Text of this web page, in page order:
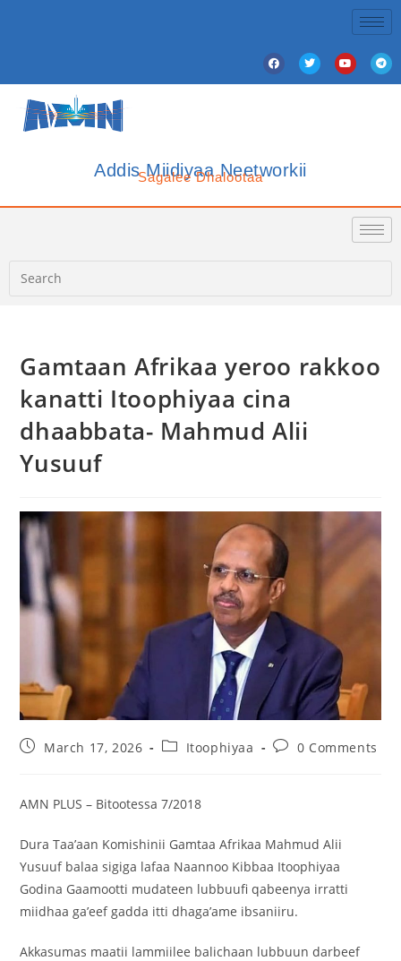
Addis Miidiyaa Neetworkii
Sagalee Dhalootaa
Gamtaan Afrikaa yeroo rakkoo
kanatti Itoophiyaa cina
dhaabbata- Mahmud Alii
Yusuuf
March 17, 2026 Itoophiyaa 0 Comments
‎AMN PLUS – Bitootessa 7/2018
‎Dura Taa’aan Komishinii Gamtaa Afrikaa Mahmud Alii
Yusuuf balaa sigiga lafaa Naannoo Kibbaa Itoophiyaa
Godina Gaamootti mudateen lubbuufi qabeenya irratti
miidhaa ga’eef gadda itti dhaga’ame ibsaniiru.
‎Akkasumas maatii lammiilee balichaan lubbuun darbeef